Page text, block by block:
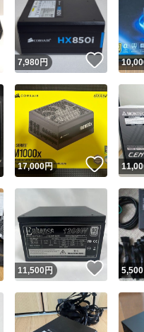
いいね！
7,980円 いいね
いいね！
17,000円 いいね
いいね！
11,500円 いいね
5,500